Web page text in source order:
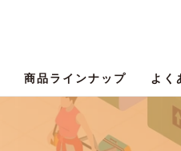
商品ラインナップ よく